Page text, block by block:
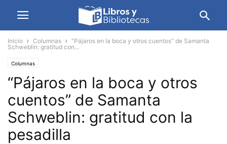
Inicio Columnas
“Pájaros en la boca y otros cuentos” de Samanta
Schweblin: gratitud con...
Columnas
“Pájaros en la boca y otros
cuentos” de Samanta
Schweblin: gratitud con la
pesadilla